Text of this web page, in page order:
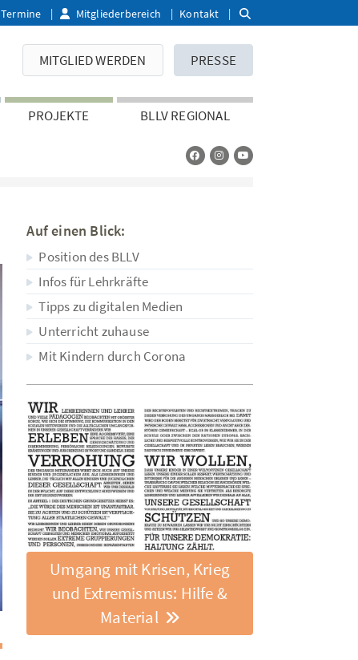
Termine Mitgliederbereich Kontakt
MITGLIED WERDEN PRESSE
PROJEKTE BLLV REGIONAL
Auf einen Blick:
Position des BLLV
Infos für Lehrkräfte
Tipps zu digitalen Medien
Unterricht zuhause
Mit Kindern durch Corona
Umgang mit Krisen, Krieg
und Extremismus: Hilfe &
Material